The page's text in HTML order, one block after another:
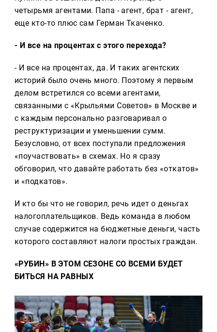
четырьмя агентами. Папа - агент, брат - агент,
еще кто-то плюс сам Герман Ткаченко.
- И все на процентах с этого перехода?
- И все на процентах, да. И таких агентских
историй было очень много. Поэтому я первым
делом встретился со всеми агентами,
связанными с «Крыльями Советов» в Москве и
с каждым персонально разговаривал о
реструктуризации и уменьшении сумм.
Безусловно, от всех поступали предложения
«поучаствовать» в схемах. Но я сразу
обговорил, что давайте работать без «откатов»
и «подкатов».
И кто бы что не говорил, речь идет о деньгах
налогоплательщиков. Ведь команда в любом
случае содержится на бюджетные деньги, часть
которого составляют налоги простых граждан.
«РУБИН» В ЭТОМ СЕЗОНЕ СО ВСЕМИ БУДЕТ
БИТЬСЯ НА РАВНЫХ